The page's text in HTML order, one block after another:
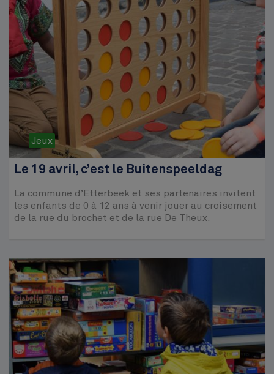
Jeux
Le 19 avril, c’est le Buitenspeeldag
La commune d’Etterbeek et ses partenaires invitent
les enfants de 0 à 12 ans à venir jouer au croisement
de la rue du brochet et de la rue De Theux.